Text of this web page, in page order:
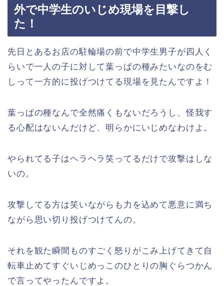
外で中学生のいじめ現場を目撃し
た！
先日とあるお店の駐輪場の前で中学生男子が四人く
らいで一人の子に対して葉っぱの種みたいなのをむ
しって一方的に投げつけてる現場を見たんですよ！
葉っぱの種なんで全然痛くもないだろうし、怪我す
る心配はないんだけど、明らかにいじめなわけよ。
やられてる子はヘラヘラ笑ってるだけで攻撃はしな
いの。
攻撃してる方は笑いながらも力を込めて悪意に満ち
ながら思い切り投げつけてんの。
それを観た瞬間ものすごく怒りがこみ上げてきて自
転車止めてすぐいじめっこのひとりの胸ぐらつかん
で言ってやったんですよ。